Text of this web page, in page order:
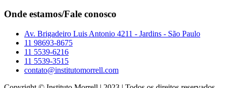
Onde estamos/Fale conosco
Av. Brigadeiro Luis Antonio 4211 - Jardins - São Paulo
11 98693-8675
11 5539-6216
11 5539-3515
contato@institutomorrell.com